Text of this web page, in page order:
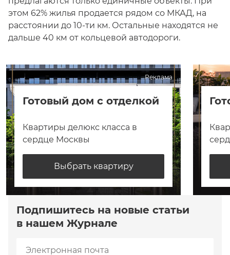
этом 62% жилья продается рядом со МКАД, на
расстоянии до 10-ти км. Остальные находятся не
дальше 40 км от кольцевой автодороги.
Реклама
Готовый дом с отделкой
Квартиры делюкс класса в
сердце Москвы
Выбрать квартиру
Подпишитесь на новые статьи
в нашем Журнале